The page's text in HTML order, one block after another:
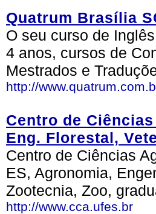
Quatrum Brasília
O seu curso de
4 anos, cursos de
Mestrados e
http://
Centro de
Eng. Florestal,
Centro de Ciências
ES, Agronomia,
Zootecnia, Zoo,
http://www.cca.ufes.br